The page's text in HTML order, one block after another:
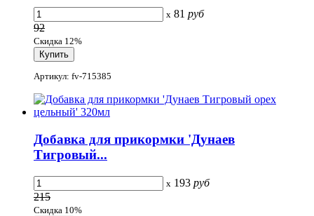
x 81 руб
92
Скидка 12%
Артикул: fv-715385
Добавка для прикормки 'Дунаев
Тигровый...
x 193 руб
215
Скидка 10%